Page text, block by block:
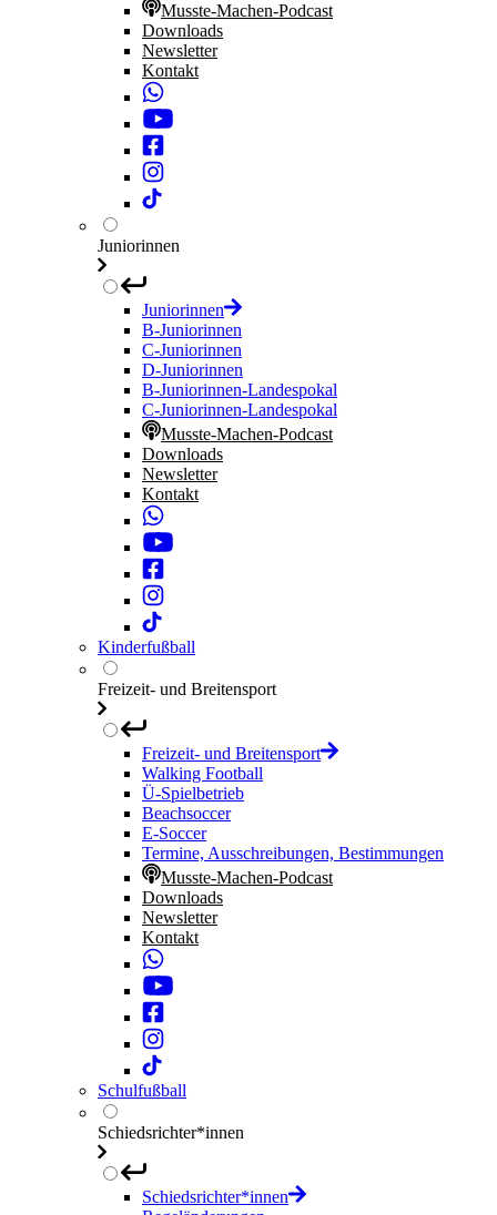
Musste-Machen-Podcast
Downloads
Newsletter
Kontakt
Juniorinnen
Juniorinnen
B-Juniorinnen
C-Juniorinnen
D-Juniorinnen
B-Juniorinnen-Landespokal
C-Juniorinnen-Landespokal
Musste-Machen-Podcast
Downloads
Newsletter
Kontakt
Kinderfußball
Freizeit- und Breitensport
Freizeit- und Breitensport
Walking Football
Ü-Spielbetrieb
Beachsoccer
E-Soccer
Termine, Ausschreibungen, Bestimmungen
Musste-Machen-Podcast
Downloads
Newsletter
Kontakt
Schulfußball
Schiedsrichter*innen
Schiedsrichter*innen